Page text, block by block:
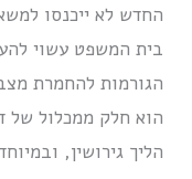
החדש לא ייכנסו
בית המשפט עשוי
הגורמות להחמרת
הוא חלק ממכלול של
הליך גירושין,